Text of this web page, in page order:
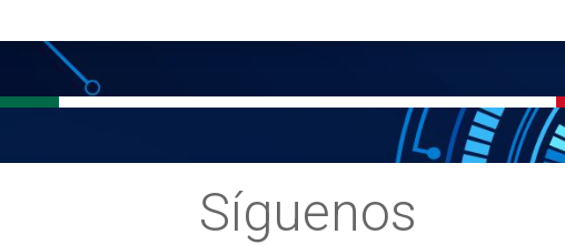
Síguenos